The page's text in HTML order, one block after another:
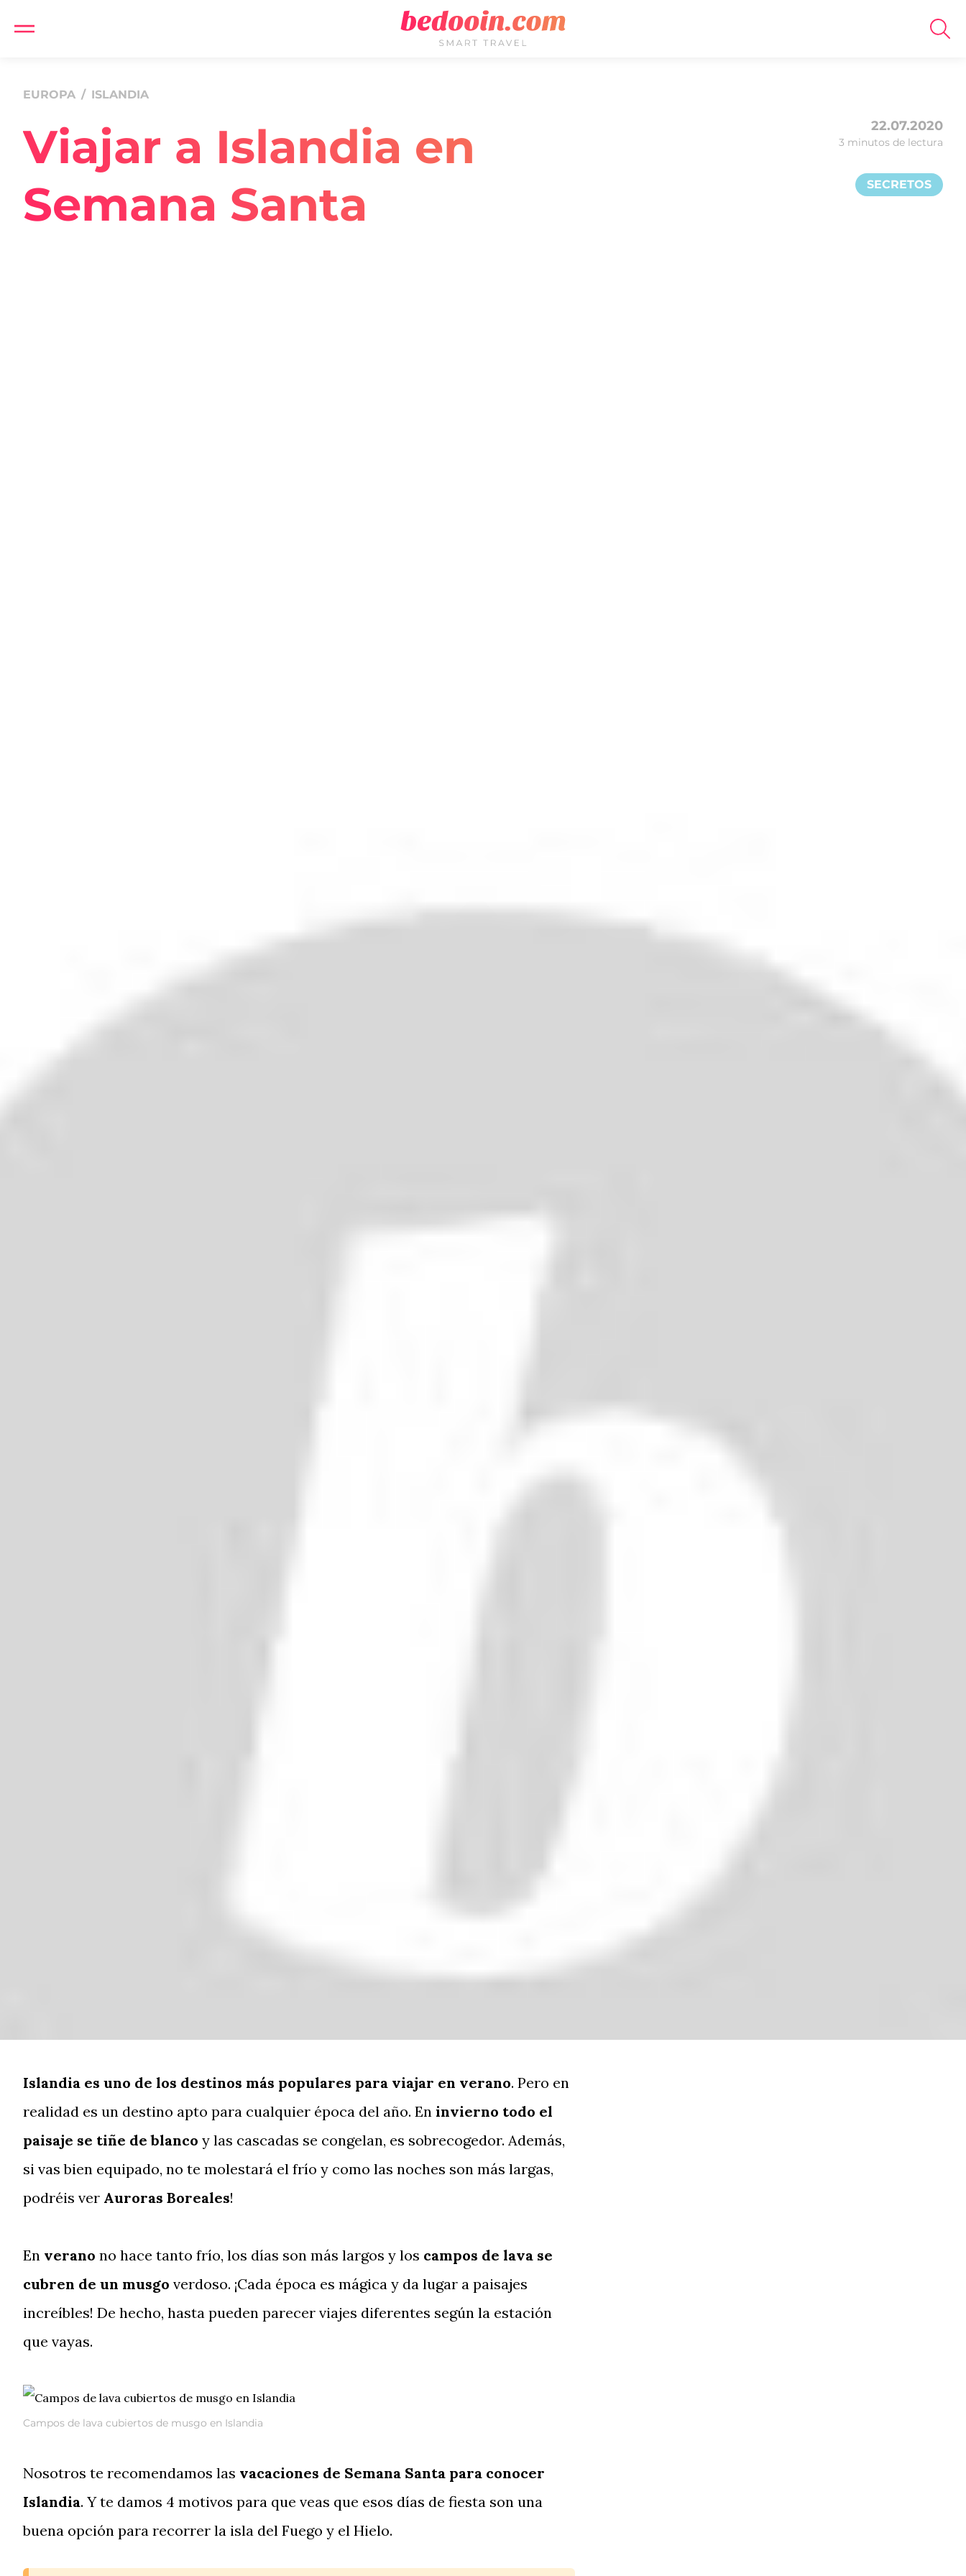
EUROPA / ISLANDIA
Viajar a Islandia en
Semana Santa
22.07.2020
3 minutos de lectura
SECRETOS
Islandia es uno de los destinos más populares para viajar en verano. Pero en
realidad es un destino apto para cualquier época del año. En invierno todo el
paisaje se tiñe de blanco y las cascadas se congelan, es sobrecogedor. Además,
si vas bien equipado, no te molestará el frío y como las noches son más largas,
podréis ver Auroras Boreales!
En verano no hace tanto frío, los días son más largos y los campos de lava se
cubren de un musgo verdoso. ¡Cada época es mágica y da lugar a paisajes
increíbles! De hecho, hasta pueden parecer viajes diferentes según la estación
que vayas.
Campos de lava cubiertos de musgo en Islandia
Nosotros te recomendamos las vacaciones de Semana Santa para conocer
Islandia. Y te damos 4 motivos para que veas que esos días de fiesta son una
buena opción para recorrer la isla del Fuego y el Hielo.